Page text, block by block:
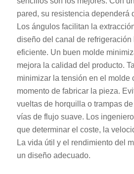
pared, su resistencia dependerá
Los ángulos facilitan la
diseño del canal de refrigeración
eficiente. Un buen molde
mejora la calidad del producto.
minimizar la tensión en el molde
momento de fabricar la pieza.
vueltas de horquilla o trampas
vías de flujo suave. Los
que determinar el coste, la
La vida útil y el rendimiento del
un diseño adecuado.